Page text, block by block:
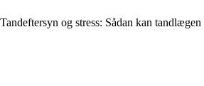
Tandeftersyn og stress: Sådan kan